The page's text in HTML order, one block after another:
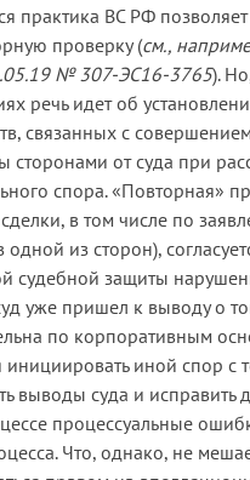
практика ВС РФ позволяет
проверку (см.,
№ 307-ЭС16-3765).
речь идет об
связанных с
сторонами от суда при
спора. «Повторная»
в том числе по
одной из сторон),
судебной защиты
уже пришел к выводу о
по корпоративным
инициировать иной спор с
выводы суда и
процессуальные
Что, однако, не